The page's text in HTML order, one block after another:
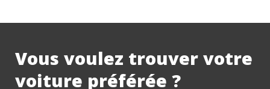
Vous voulez trouver votre
voiture préférée ?